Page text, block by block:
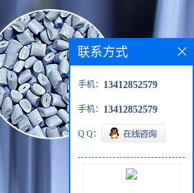
联系方式
手机： 13412852579
手机： 13412852579
Q Q：